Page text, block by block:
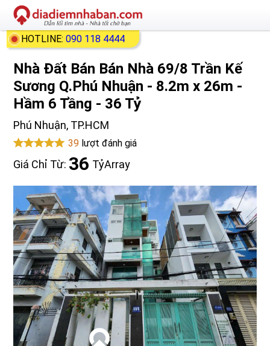
HOTLINE:090 118 4444
Nhà Đất Bán Bán Nhà 69/8 Trần Kế
Sương Q.Phú Nhuận - 8.2m x 26m -
Hầm 6 Tầng - 36 Tỷ
Phú Nhuận, TP.HCM
39 lượt đánh giá
Giá Chỉ Từ: 36 TỷArray